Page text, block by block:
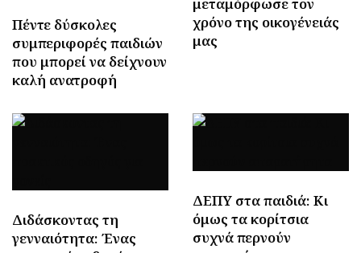
Πέντε δύσκολες
συμπεριφορές παιδιών
που μπορεί να δείχνουν
καλή ανατροφή
χρόνο της οικογένειάς
μας
Διδάσκοντας τη
γενναιότητα: Ένας
ΔΕΠΥ στα παιδιά: Κι
όμως τα κορίτσια
συχνά περνούν